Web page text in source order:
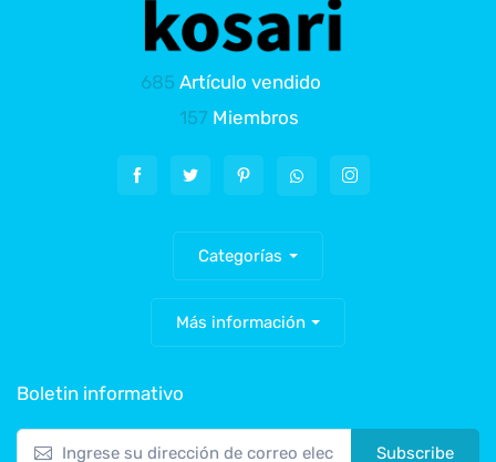
685 Artículo vendido
157 Miembros
Categorías
Más información
Boletin informativo
Subscribe